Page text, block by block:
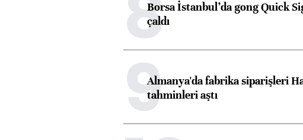
Borsa İstanbul’da gong Quick
çaldı
9Almanya'da fabrika siparişleri
tahminleri aştı